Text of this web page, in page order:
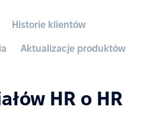
Historie klientów
Aktualizacje produktów
HR o HR